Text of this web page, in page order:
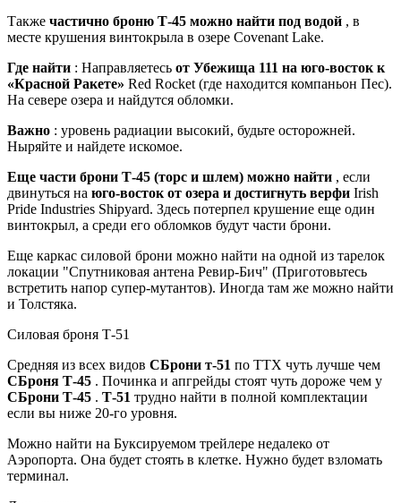
Также частично броню Т-45 можно найти под водой , в
месте крушения винтокрыла в озере Covenant Lake.
Где найти : Направляетесь от Убежища 111 на юго-восток к
«Красной Ракете» Red Rocket (где находится компаньон Пес).
На севере озера и найдутся обломки.
Важно : уровень радиации высокий, будьте осторожней.
Ныряйте и найдете искомое.
Еще части брони Т-45 (торс и шлем) можно найти , если
двинуться на юго-восток от озера и достигнуть верфи Irish
Pride Industries Shipyard. Здесь потерпел крушение еще один
винтокрыл, а среди его обломков будут части брони.
Еще каркас силовой брони можно найти на одной из тарелок
локации "Спутниковая антена Ревир-Бич" (Приготовьтесь
встретить напор супер-мутантов). Иногда там же можно найти
и Толстяка.
Силовая броня Т-51
Средняя из всех видов СБрони т-51 по ТТХ чуть лучше чем
СБроня Т-45 . Починка и апгрейды стоят чуть дороже чем у
СБрони Т-45 . Т-51 трудно найти в полной комплектации
если вы ниже 20-го уровня.
Можно найти на Буксируемом трейлере недалеко от
Аэропорта. Она будет стоять в клетке. Нужно будет взломать
терминал.